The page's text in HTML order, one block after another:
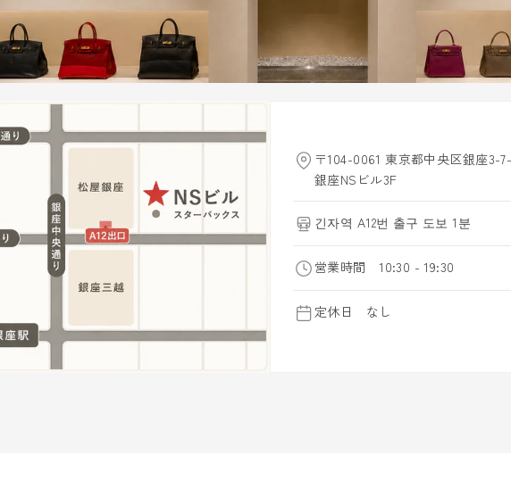
〒104-0061 東京都中央区銀座3-
銀座NSビル3F
긴자역 A12번 출구 도보 1분
営業時間 10:30 - 19:30
定休日 なし